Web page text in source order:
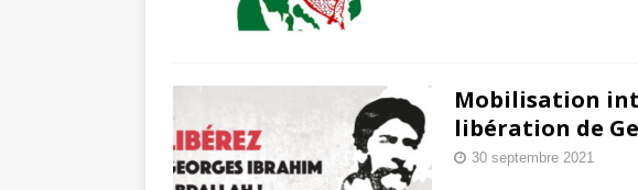
Mobilisation
libération de
30 septembre 2021